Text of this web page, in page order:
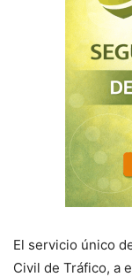
El servicio único
Civil de Tráfico, a